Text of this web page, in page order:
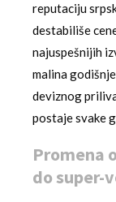
reputaciju
destabiliše
najuspešnijih
malina
deviznog
postaje svake
Promena
do super-